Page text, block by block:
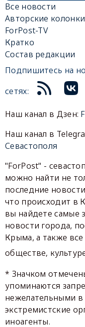
Все новости
Авторские колонки
ForPost-TV
Кратко
Состав редакции
Подпишитесь на
сетях:
Наш канал в Дзен:
Наш канал в
Севастополя
"ForPost" -
можно найти не
последние
что происходит в
вы найдете самые
новости города,
Крыма, а также
обществе,
* Значком
упоминаются
нежелательными
экстремистские
иноагенты.